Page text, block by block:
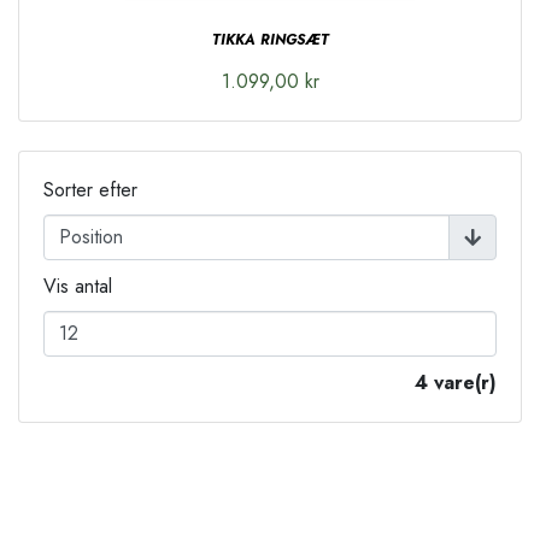
TIKKA RINGSÆT
1.099,00 kr
Sorter efter
Vis antal
4 vare(r)